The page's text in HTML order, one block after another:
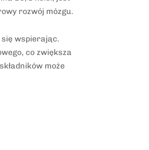
rozwój mózgu.
się wspierając.
co zwiększa
może